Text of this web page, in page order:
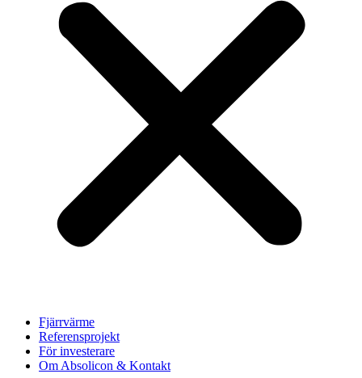
Fjärrvärme
Referensprojekt
För investerare
Om Absolicon & Kontakt